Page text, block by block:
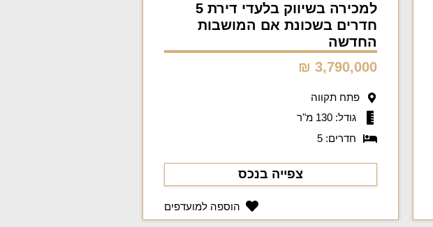
למכירה בשיווק בלעדי דירת 5
חדרים בשכונת אם המושבות
החדשה
3,790,000 ₪
פתח תקווה
גודל: 130 מ"ר
חדרים: 5
צפייה בנכס
הוספה למועדפים